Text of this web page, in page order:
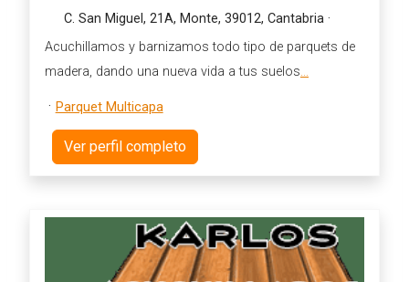
C. San Miguel, 21A, Monte, 39012, Cantabria ·
Acuchillamos y barnizamos todo tipo de parquets de
madera, dando una nueva vida a tus suelos...
· Parquet Multicapa
Ver perfil completo